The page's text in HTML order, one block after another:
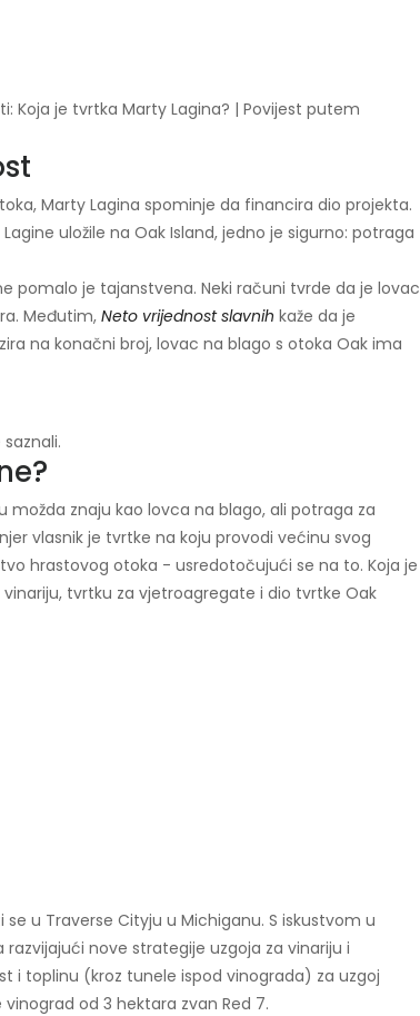
Koja je tvrtka Marty Lagina? | Povijest putem
Marty Lagina spominje da financira dio projekta.
uložile na Oak Island, jedno je sigurno: potraga
pomalo je tajanstvena. Neki računi tvrde da je lovac
Međutim, Neto vrijednost slavnih kaže da je
na konačni broj, lovac na blago s otoka Oak ima
možda znaju kao lovca na blago, ali potraga za
vlasnik je tvrtke na koju provodi većinu svog
hrastovog otoka - usredotočujući se na to. Koja je
tvrtku za vjetroagregate i dio tvrtke Oak
u Traverse Cityju u Michiganu. S iskustvom u
nove strategije uzgoja za vinariju i
i toplinu (kroz tunele ispod vinograda) za uzgoj
od 3 hektara zvan Red 7.